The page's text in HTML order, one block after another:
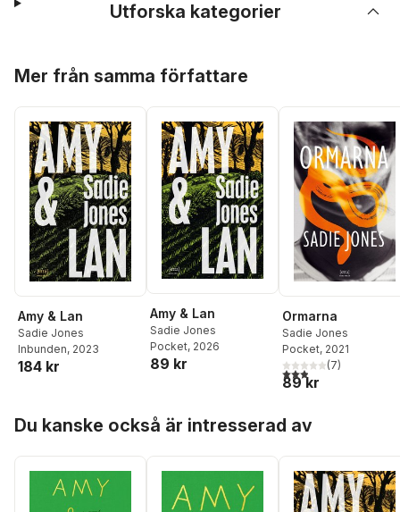
Utforska kategorier
Mer från samma författare
Amy & Lan
Sadie Jones
Inbunden, 2023
184 kr
Amy & Lan
Sadie Jones
Pocket, 2026
89 kr
Ormarna
Sadie Jones
Pocket, 2021
2,9utav 5 stjärnor.
(7)
89 kr
Du kanske också är intresserad av